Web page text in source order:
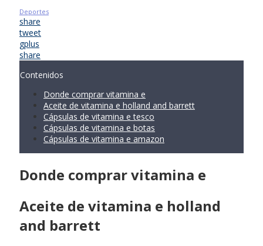
Deportes
share
tweet
gplus
share
Contenidos
Donde comprar vitamina e
Aceite de vitamina e holland and barrett
Cápsulas de vitamina e tesco
Cápsulas de vitamina e botas
Cápsulas de vitamina e amazon
Donde comprar vitamina e
Aceite de vitamina e holland
and barrett